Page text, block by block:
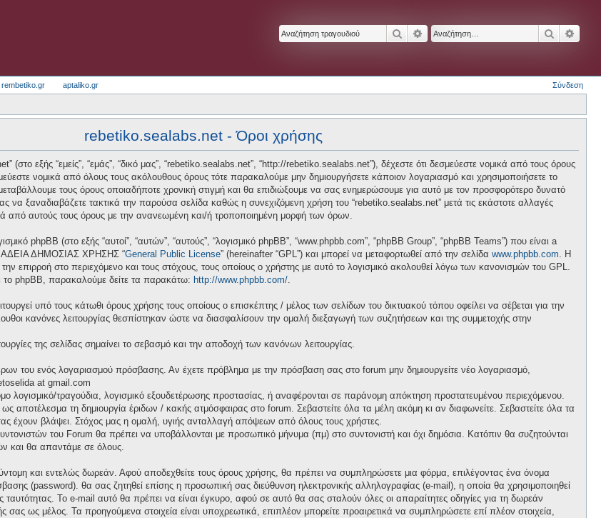
ΑναζήτησηΕιδική αναζήτηση
rembetiko.gr aptaliko.gr Σύνδεση
rebetiko.sealabs.net - Όροι χρήσης
εξής “εμείς”, “εμάς”, “δικό μας”, “rebetiko.sealabs.net”, “http://rebetiko.sealabs.net”), δέχεστε ότι δεσμεύεστε νομικά από τους όρους
νομικά από όλους τους ακόλουθους όρους τότε παρακαλούμε μην δημιουργήσετε κάποιον λογαριασμό και χρησιμοποιήσετε το
τους όρους οποιαδήποτε χρονική στιγμή και θα επιδιώξουμε να σας ενημερώσουμε για αυτό με τον προσφορότερο δυνατό
να ξαναδιαβάζετε τακτικά την παρούσα σελίδα καθώς η συνεχιζόμενη χρήση του “rebetiko.sealabs.net” μετά τις εκάστοτε αλλαγές
από αυτούς τους όρους με την ανανεωμένη και/ή τροποποιημένη μορφή των όρων.
phpBB (στο εξής “αυτοί”, “αυτών”, “αυτούς”, “λογισμικό phpBB”, “www.phpbb.com”, “phpBB Group”, “phpBB Teams”) που είναι a
ΑΔΕΙΑ ΔΗΜΟΣΙΑΣ ΧΡΗΣΗΣ “General Public License” (hereinafter “GPL”) και μπορεί να μεταφορτωθεί από την σελίδα www.phpbb.com. Η
επιρροή στο περιεχόμενο και τους στόχους, τους οποίους ο χρήστης με αυτό το λογισμικό ακολουθεί λόγω των κανονισμών του GPL.
το phpBB, παρακαλούμε δείτε τα παρακάτω: http://www.phpbb.com/.
υπό τους κάτωθι όρους χρήσης τους οποίους ο επισκέπτης / μέλος των σελίδων του δικτυακού τόπου οφείλει να σέβεται για την
κανόνες λειτουργίας θεσπίστηκαν ώστε να διασφαλίσουν την ομαλή διεξαγωγή των συζητήσεων και της συμμετοχής στην
της σελίδας σημαίνει το σεβασμό και την αποδοχή των κανόνων λειτουργίας.
του ενός λογαριασμού πρόσβασης. Αν έχετε πρόβλημα με την πρόσβαση σας στο forum μην δημιουργείτε νέο λογαριασμό,
at gmail.com
λογισμικό/τραγούδια, λογισμικό εξουδετέρωσης προστασίας, ή αναφέρονται σε παράνομη απόκτηση προστατευμένου περιεχόμενου.
αποτέλεσμα τη δημιουργία έριδων / κακής ατμόσφαιρας στο forum. Σεβαστείτε όλα τα μέλη ακόμη κι αν διαφωνείτε. Σεβαστείτε όλα τα
έχουν βλάψει. Στόχος μας η ομαλή, υγιής ανταλλαγή απόψεων από όλους τους χρήστες.
του Forum θα πρέπει να υποβάλλονται με προσωπικό μήνυμα (πμ) στο συντονιστή και όχι δημόσια. Κατόπιν θα συζητούνται
και θα απαντάμε σε όλους.
και εντελώς δωρεάν. Αφού αποδεχθείτε τους όρους χρήσης, θα πρέπει να συμπληρώσετε μια φόρμα, επιλέγοντας ένα όνομα
(password). θα σας ζητηθεί επίσης η προσωπική σας διεύθυνση ηλεκτρονικής αλληλογραφίας (e-mail), η οποία θα χρησιμοποιηθεί
ταυτότητας. Το e-mail αυτό θα πρέπει να είναι έγκυρο, αφού σε αυτό θα σας σταλούν όλες οι απαραίτητες οδηγίες για τη δωρεάν
σας ως μέλος. Τα προηγούμενα στοιχεία είναι υποχρεωτικά, επιπλέον μπορείτε προαιρετικά να συμπληρώσετε επί πλέον στοιχεία,